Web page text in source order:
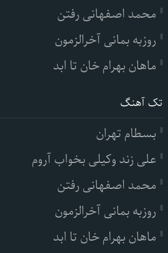
محمد اصفهانی رفتن
روزبه بمانی آخرالزمون
ماهان بهرام خان تا ابد
تک آهنگ
بسطام تهران
علی زند وکیلی بخواب آروم
محمد اصفهانی رفتن
روزبه بمانی آخرالزمون
ماهان بهرام خان تا ابد